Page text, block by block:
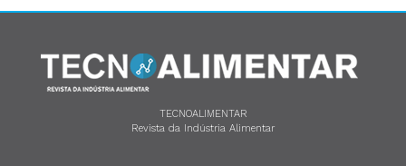
TECNOALIMENTAR
Revista da Indústria Alimentar